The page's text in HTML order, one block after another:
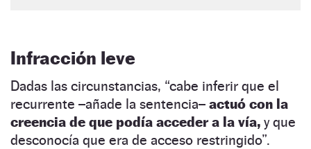
Infracción leve
Dadas las circunstancias, “cabe inferir que el
recurrente –añade la sentencia– actuó con la
creencia de que podía acceder a la vía, y que
desconocía que era de acceso restringido”.